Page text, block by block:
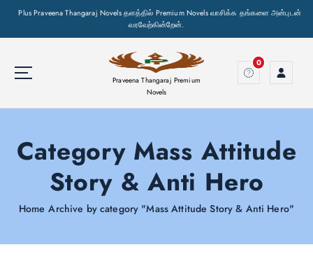
Plus Praveena Thangaraj Novels தளத்தில் Premium Novels வாசிக்க தங்களை அன்புடன்
வரவேற்கின்றேன்.
t
Praveena Thangaraj Premium
Novels
0
Category Mass Attitude
Story & Anti Hero
Home Archive by category "Mass Attitude Story & Anti Hero"